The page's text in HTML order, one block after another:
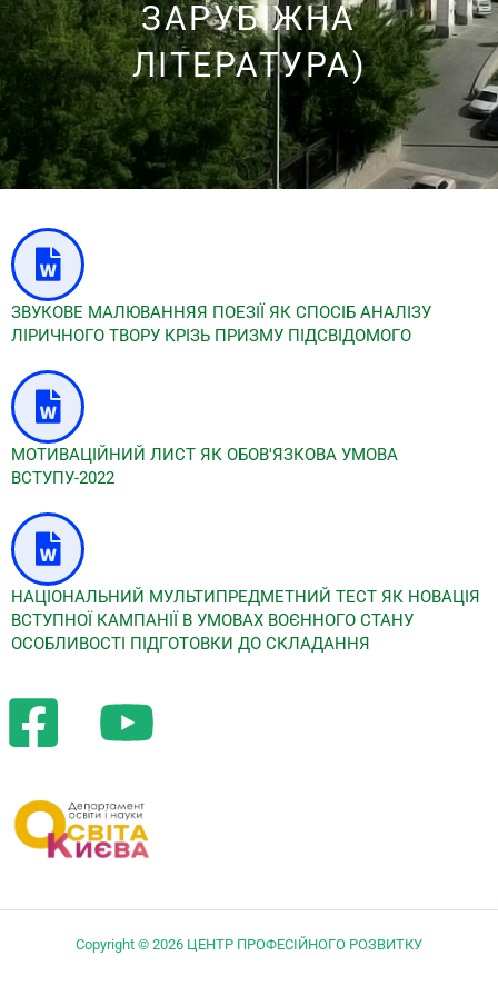
ЗАРУБІЖНА
ЛІТЕРАТУРА)
ЗВУКОВЕ МАЛЮВАННЯЯ ПОЕЗІЇ ЯК СПОСІБ АНАЛІЗУ
ЛІРИЧНОГО ТВОРУ КРІЗЬ ПРИЗМУ ПІДСВІДОМОГО
МОТИВАЦІЙНИЙ ЛИСТ ЯК ОБОВ'ЯЗКОВА УМОВА
ВСТУПУ-2022
НАЦІОНАЛЬНИЙ МУЛЬТИПРЕДМЕТНИЙ ТЕСТ ЯК НОВАЦІЯ
ВСТУПНОЇ КАМПАНІЇ В УМОВАХ ВОЄННОГО СТАНУ
ОСОБЛИВОСТІ ПІДГОТОВКИ ДО СКЛАДАННЯ
Copyright © 2026 ЦЕНТР ПРОФЕСІЙНОГО РОЗВИТКУ